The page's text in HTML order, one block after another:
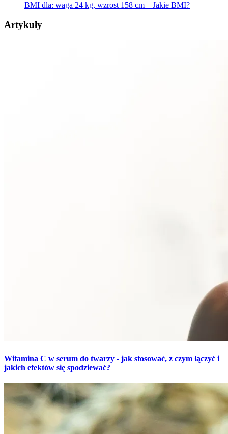
BMI dla: waga 24 kg, wzrost 158 cm – Jakie BMI?
Artykuły
Witamina C w serum do twarzy - jak stosować, z czym łączyć i
jakich efektów się spodziewać?